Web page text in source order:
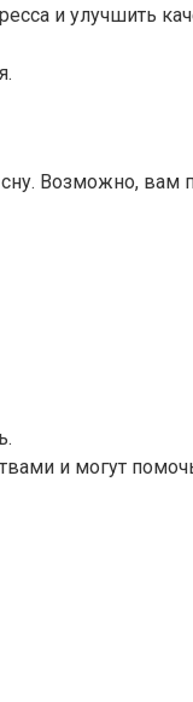
и улучшить
Возможно, вам
и могут